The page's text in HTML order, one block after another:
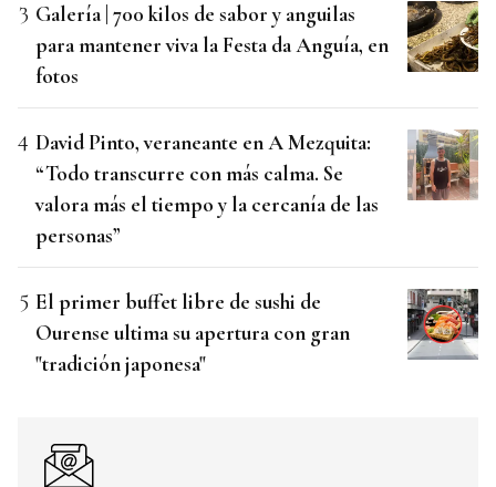
Galería | 700 kilos de sabor y anguilas
para mantener viva la Festa da Anguía, en
fotos
David Pinto, veraneante en A Mezquita:
“Todo transcurre con más calma. Se
valora más el tiempo y la cercanía de las
personas”
El primer buffet libre de sushi de
Ourense ultima su apertura con gran
"tradición japonesa"